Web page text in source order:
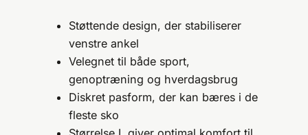
Støttende design, der stabiliserer
venstre ankel
Velegnet til både sport,
genoptræning og hverdagsbrug
Diskret pasform, der kan bæres i de
fleste sko